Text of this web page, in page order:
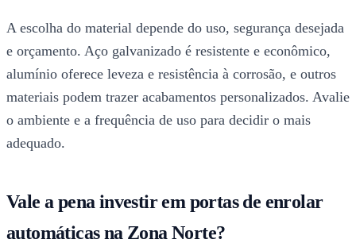
A escolha do material depende do uso, segurança desejada
e orçamento. Aço galvanizado é resistente e econômico,
alumínio oferece leveza e resistência à corrosão, e outros
materiais podem trazer acabamentos personalizados. Avalie
o ambiente e a frequência de uso para decidir o mais
adequado.
Vale a pena investir em portas de enrolar
automáticas na Zona Norte?